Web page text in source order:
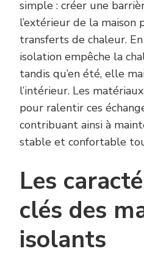
simple : créer une
l’extérieur de la
transferts de chaleur.
isolation empêche la
tandis qu’en été, elle
l’intérieur. Les
pour ralentir ces
contribuant ainsi à
stable et confortable
Les
clés des
isolants